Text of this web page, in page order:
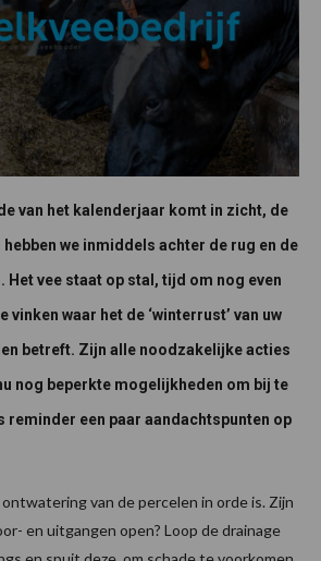
van het kalenderjaar komt in zicht, de
we inmiddels achter de rug en de
Het vee staat op stal, tijd om nog even
vinken waar het de ‘winterrust’ van uw
betreft. Zijn alle noodzakelijke acties
nog beperkte mogelijkheden om bij te
reminder een paar aandachtspunten op
van de percelen in orde is. Zijn
en uitgangen open? Loop de drainage